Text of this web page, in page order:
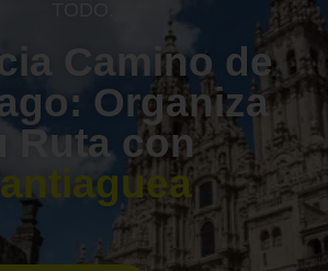
Camino de
Organiza
Ruta con